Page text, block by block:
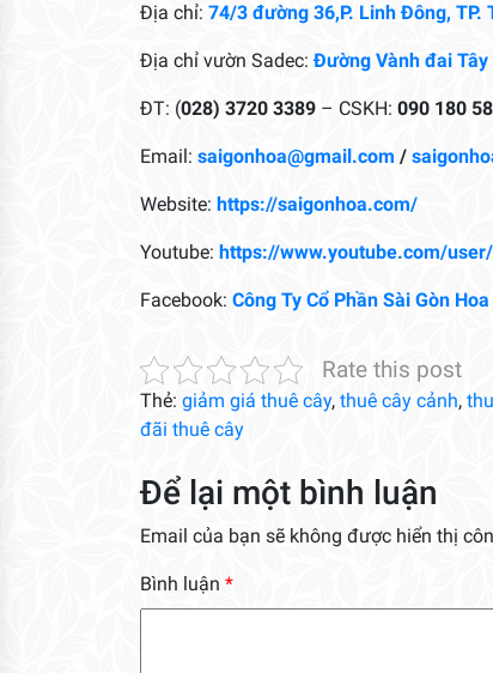
Địa chỉ: 74/3 đường 36,P. Linh Đông, TP.
Địa chỉ vườn Sadec:Đường Vành đai Tây
ĐT: (028) 3720 3389 – CSKH: 090 180
Email: saigonhoa@gmail.com /
Website: https://saigonhoa.com/
Youtube: https://www.youtube.com/
Facebook: Công Ty Cổ Phần Sài Gòn Hoa
Rate this post
Thẻ: giảm giá thuê cây, thuê cây cảnh,
đãi thuê cây
Để lại một bình luận
Email của bạn sẽ không được hiển thị
Bình luận *